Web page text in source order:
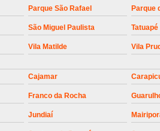
Instalação de Motor em Portão
Instalação de Motor para
Instalação de Motor
Instalação Motor Portão
Instalação de Motor de Portão
Instalação de
Parque São Rafael Parque
São Miguel Paulista Tatuapé
Vila Matilde Vila
Cajamar
Franco da Rocha
Jundiaí